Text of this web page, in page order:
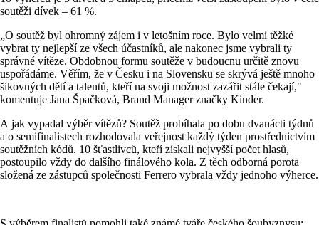
soutěži dívek – 61 %.
„O soutěž byl ohromný zájem i v letošním roce. Bylo velmi těžké
vybrat ty nejlepší ze všech účastníků, ale nakonec jsme vybrali ty
správné vítěze. Obdobnou formu soutěže v budoucnu určitě znovu
uspořádáme. Věřím, že v Česku i na Slovensku se skrývá ještě mnoho
šikovných dětí a talentů, kteří na svoji možnost zazářit stále čekají,"
komentuje Jana Špačková, Brand Manager značky Kinder.
A jak vypadal výběr vítězů? Soutěž probíhala po dobu dvanácti týdnů
a o semifinalistech rozhodovala veřejnost každý týden prostřednictvím
soutěžních kódů. 10 šťastlivců, kteří získali nejvyšší počet hlasů,
postoupilo vždy do dalšího finálového kola. Z těch odborná porota
složená ze zástupců společnosti Ferrero vybrala vždy jednoho výherce.